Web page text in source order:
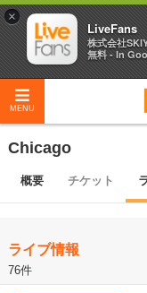
MENU
Chicago
概要 チケット
ライブ情報
76件
×
LiveFans
株式会社
無料 - In